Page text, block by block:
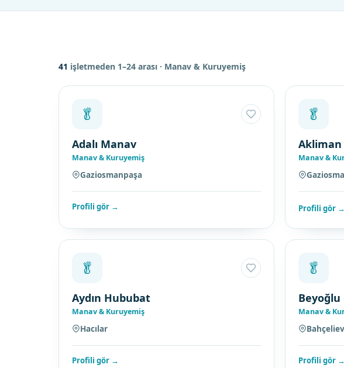
41 işletmeden 1–24 arası · Manav & Kuruyemiş
🥬
Adalı Manav
Manav & Kuruyemiş
Gaziosmanpaşa
Profili gör →
🥬
Manav &
Profili gör →
🥬
Aydın Hububat
Manav & Kuruyemiş
Hacılar
Profili gör →
🥬
Beyoğlu
Manav &
Profili gör →